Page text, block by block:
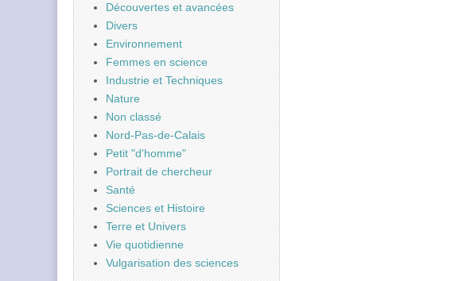
Découvertes et avancées
Divers
Environnement
Femmes en science
Industrie et Techniques
Nature
Non classé
Nord-Pas-de-Calais
Petit "d'homme"
Portrait de chercheur
Santé
Sciences et Histoire
Terre et Univers
Vie quotidienne
Vulgarisation des sciences